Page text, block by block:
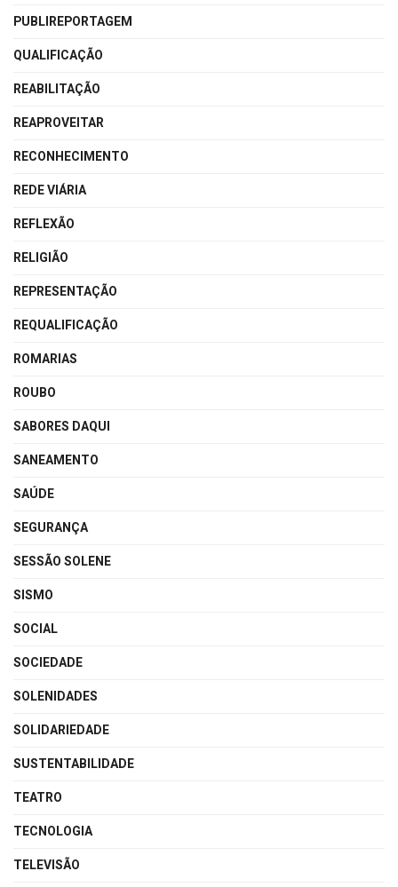
PUBLIREPORTAGEM
QUALIFICAÇÃO
REABILITAÇÃO
REAPROVEITAR
RECONHECIMENTO
REDE VIÁRIA
REFLEXÃO
RELIGIÃO
REPRESENTAÇÃO
REQUALIFICAÇÃO
ROMARIAS
ROUBO
SABORES DAQUI
SANEAMENTO
SAÚDE
SEGURANÇA
SESSÃO SOLENE
SISMO
SOCIAL
SOCIEDADE
SOLENIDADES
SOLIDARIEDADE
SUSTENTABILIDADE
TEATRO
TECNOLOGIA
TELEVISÃO